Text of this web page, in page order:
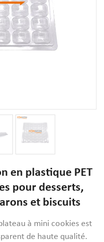
en plastique PET
pour desserts,
et biscuits
à mini cookies est
de haute qualité.